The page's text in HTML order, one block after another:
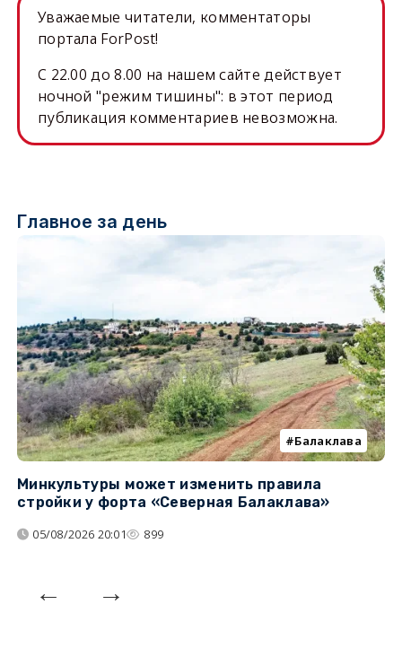
Уважаемые читатели, комментаторы
портала ForPost!
C 22.00 до 8.00 на нашем сайте действует
ночной "режим тишины": в этот период
публикация комментариев невозможна.
Главное за день
Балаклава
Минкультуры может изменить правила
стройки у форта «Северная Балаклава»
05/08/2026 20:01 899